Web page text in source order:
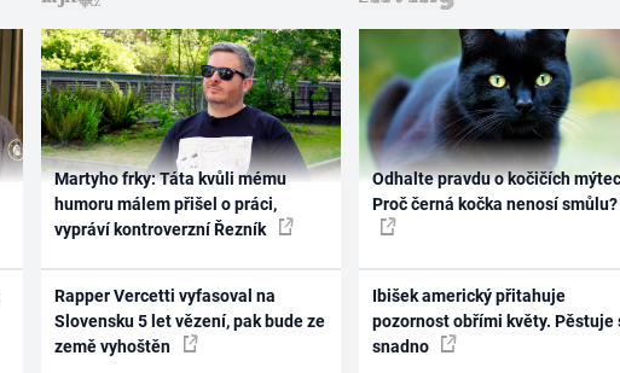
Martyho frky: Táta kvůli mému
humoru málem přišel o práci,
vypráví kontroverzní Řezník
Rapper Vercetti vyfasoval na
Slovensku 5 let vězení, pak bude ze
země vyhoštěn
Odhalte pravdu o kočičích
Proč černá kočka nenosí smůlu?
Ibišek americký přitahuje
pozornost obřími květy. Pěstuje
snadno